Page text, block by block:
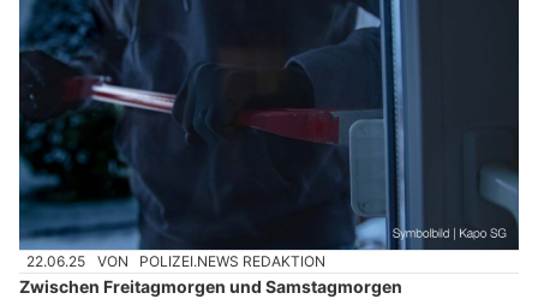
22.06.25 VON POLIZEI.NEWS REDAKTION
Zwischen Freitagmorgen und Samstagmorgen